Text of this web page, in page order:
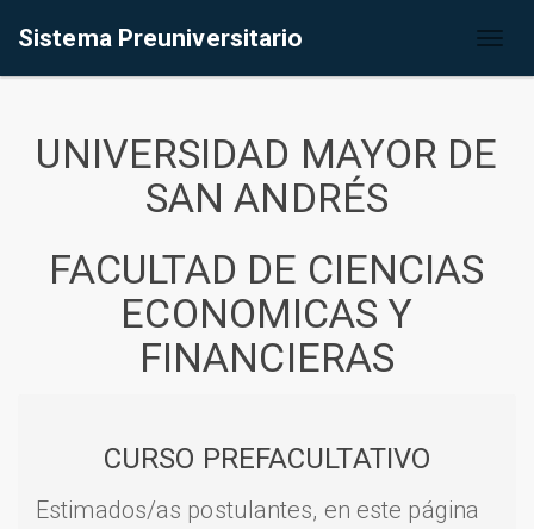
Sistema Preuniversitario
UNIVERSIDAD MAYOR DE
SAN ANDRÉS
FACULTAD DE CIENCIAS
ECONOMICAS Y
FINANCIERAS
CURSO PREFACULTATIVO
Estimados/as postulantes, en este página